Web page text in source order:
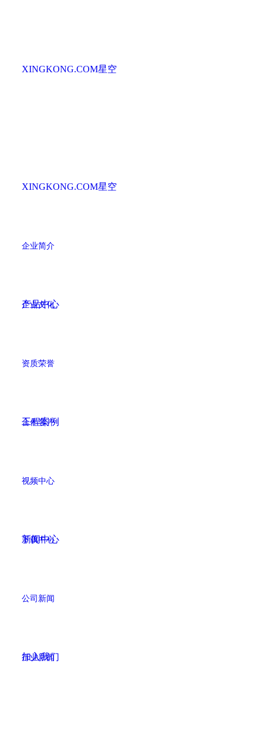
XINGKONG.COM星空
XINGKONG.COM星空
企业简介
企业文化
资质荣誉
合作客户
视频中心
下载中心
产品中心
工程案例
新闻中心
公司新闻
行业新闻
加入我们